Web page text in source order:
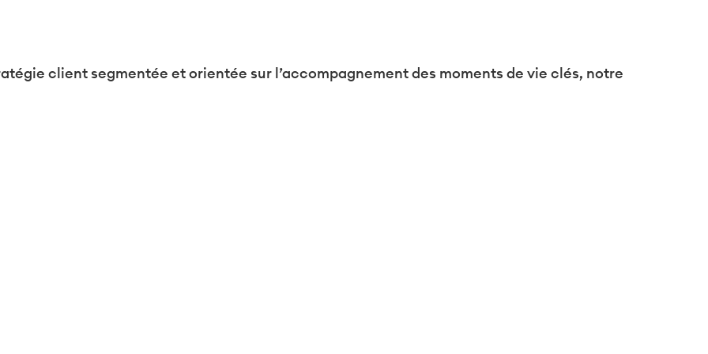
vos Options
paramètres de confidentialité, en garantissant la conformité avec les réglementations. Personnalisez vos
client segmentée et orientée sur l’accompagnement des moments de vie clés, notre